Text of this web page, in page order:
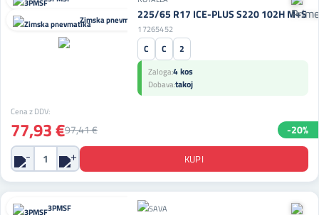
Zimska pnevmatika225/65 R17 ICE-PLUS S220 102H M+S
17265452
C C 2
Zaloga:4 kos
Dobava:takoj
Cena z DDV:
77,93 €97,41 € -20%
3PMSF